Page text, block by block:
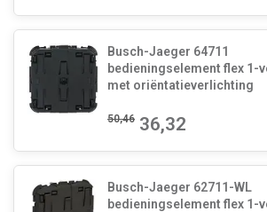
Busch-Jaeger 64711
bedieningselement flex 1-
met oriëntatieverlichting
50,46 36,32
Busch-Jaeger 62711-WL
bedieningselement flex 1-